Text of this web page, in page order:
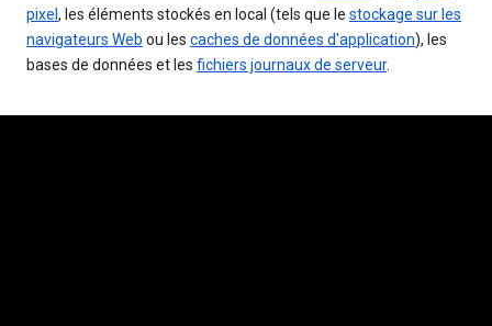
pixel , les éléments stockés en local (tels que le stockage sur les
navigateurs Web ou les caches de données d'application), les
bases de données et les fichiers journaux de serveur.